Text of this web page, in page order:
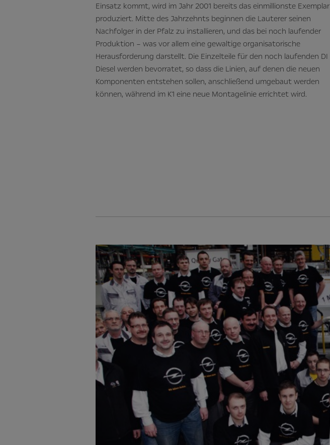
Einsatz kommt, wird im Jahr 2001 bereits das einmillionste Exemplar
produziert. Mitte des Jahrzehnts beginnen die Lauterer seinen
Nachfolger in der Pfalz zu installieren, und das bei noch laufender
Produktion – was vor allem eine gewaltige organisatorische
Herausforderung darstellt. Die Einzelteile für den noch laufenden DI
Diesel werden bevorratet, so dass die Linien, auf denen die neuen
Komponenten entstehen sollen, anschließend umgebaut werden
können, während im K1 eine neue Montagelinie errichtet wird.